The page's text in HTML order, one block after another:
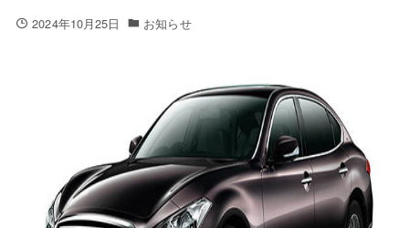
2024年10月25日 お知らせ